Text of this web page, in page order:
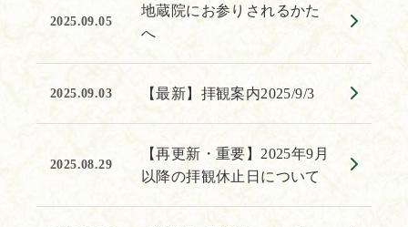
2025.09.05
地蔵院にお参りされるかた
へ
2025.09.03 【最新】拝観案内2025/9/3
2025.08.29
【再更新・重要】2025年9月
以降の拝観休止日について